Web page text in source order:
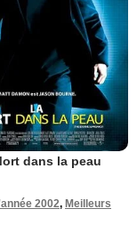
dans la peau
2002, Meilleurs